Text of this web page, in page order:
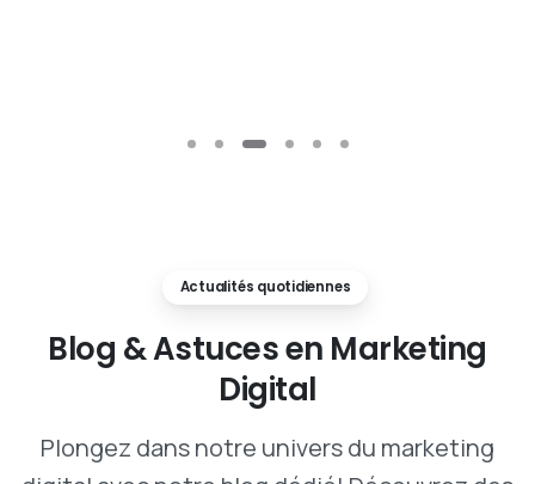
Actualités quotidiennes
Blog &Astucesen Marketing
Digital
Plongez dans notre univers du marketing